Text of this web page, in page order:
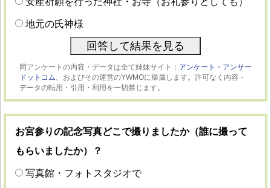
地元の氏神様
同アンケートの内容・データは全て姉妹サイト： アンケート・アンサー
ドットコム、 およびその運営のYWMOに帰属します。許可なく内容・
データの転用・引用・利用を一切禁じます。
お宮参りの記念写真どこで撮りましたか（誰に撮って
もらいましたか）？
写真館・フォトスタジオで